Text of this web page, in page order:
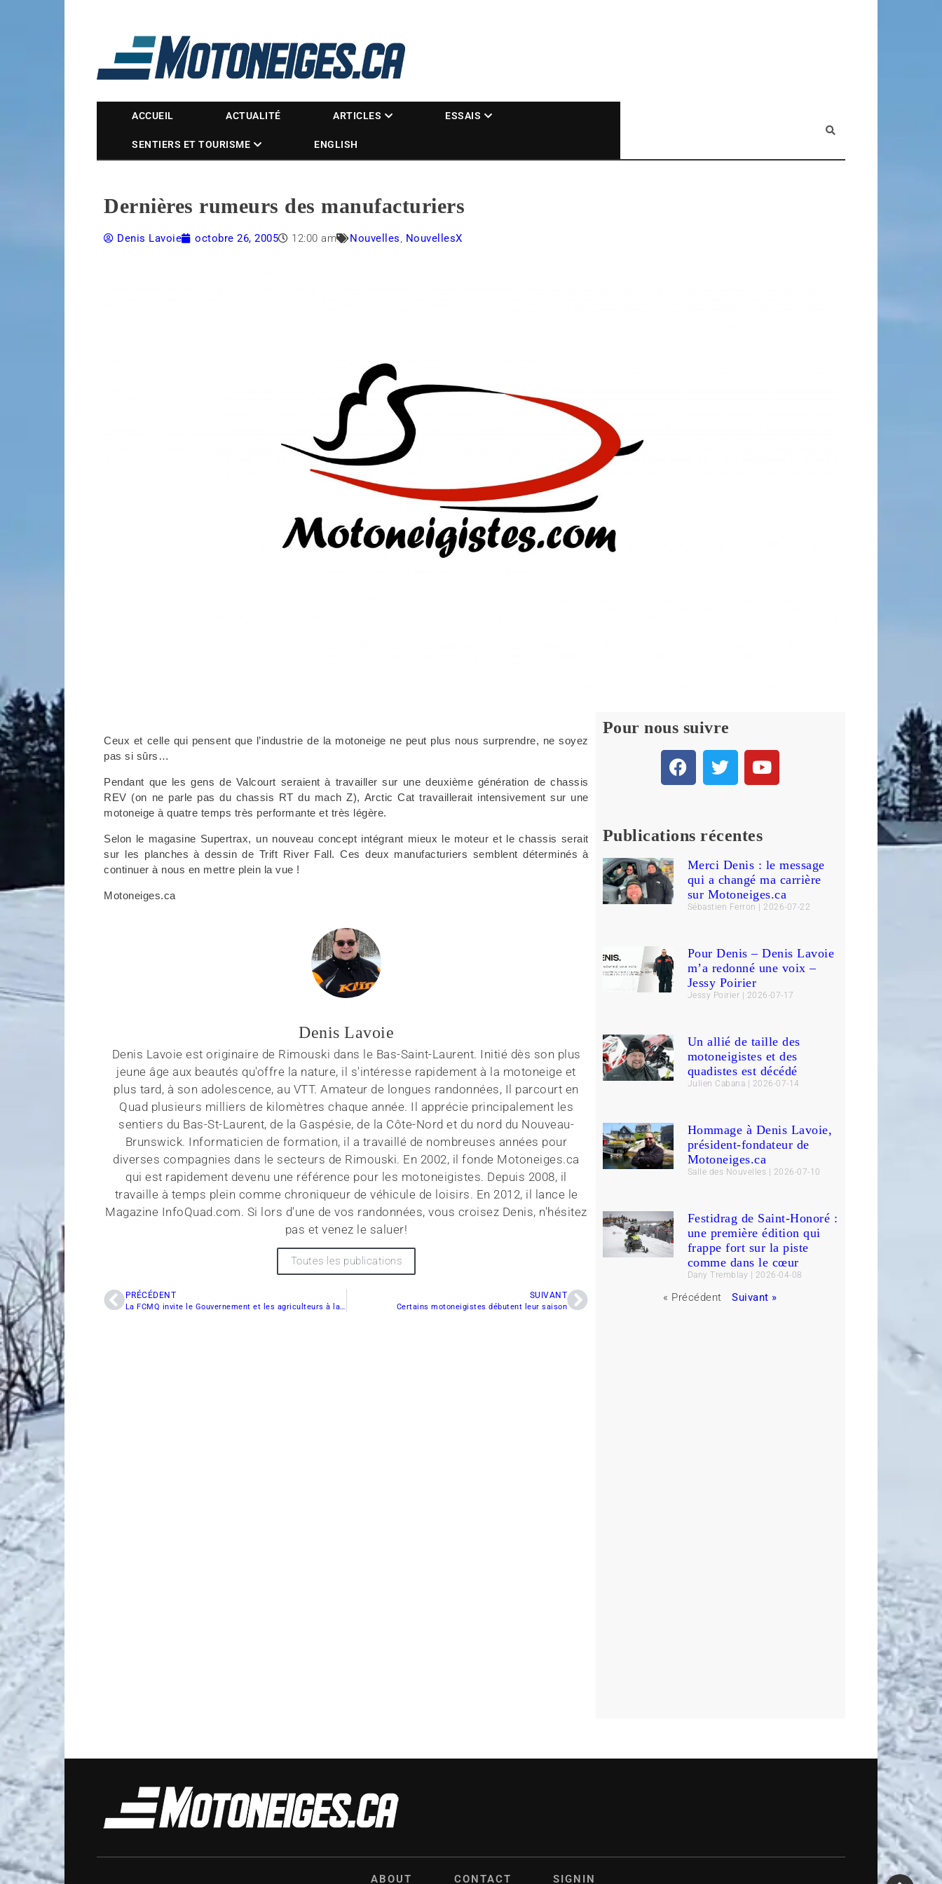
Magazine Motoneiges.ca
ACCUEIL ACTUALITÉ ARTICLES ESSAIS
SENTIERS ET TOURISME ENGLISH
Dernières rumeurs des manufacturiers
Denis Lavoie octobre 26, 2005 12:00 am Nouvelles, NouvellesX
Ceux et celle qui pensent que l’industrie de la motoneige ne peut plus nous surprendre, nesoyez
pas si sûrs…
Pendant que les gens de Valcourt seraient à travailler sur une deuxième génération de chassis
REV (on ne parle pas du chassis RT du mach Z), Arctic Cattravaillerait intensivement sur une
motoneige à quatre temps très performante et très légère.
Selon le magasine Supertrax, un nouveau concept intégrant mieux le moteur et lechassis serait
sur les planches à dessin de Trift River Fall. Ces deux manufacturiers semblent déterminés à
continuer à nous en mettre plein la vue !
Motoneiges.ca
Denis Lavoie
Denis Lavoie est originaire de Rimouski dans le Bas-Saint-Laurent. Initié dès son plus
jeune âge aux beautés qu'offre la nature, il s'intéresse rapidement à la motoneige et
plus tard, à son adolescence, au VTT. Amateur de longues randonnées, Il parcourt en
Quad plusieurs milliers de kilomètres chaque année. Il apprécie principalement les
sentiers du Bas-St-Laurent, de la Gaspésie, de la Côte-Nord et du nord du Nouveau-
Brunswick. Informaticien de formation, il a travaillé de nombreuses années pour
diverses compagnies dans le secteurs de Rimouski. En 2002, il fonde Motoneiges.ca
qui est rapidement devenu une référence pour les motoneigistes. Depuis 2008, il
travaille à temps plein comme chroniqueur de véhicule de loisirs. En 2012, il lance le
Magazine InfoQuad.com. Si lors d'une de vos randonnées, vous croisez Denis, n'hésitez
pas et venez le saluer!
Toutes les publications
PRÉCÉDENT
La FCMQ invite le Gouvernement et les agriculteurs à la discussion
SUIVANT
Certains motoneigistes débutent leur saison
Pour nous suivre
Publications récentes
Merci Denis : le message
qui a changé ma carrière
sur Motoneiges.ca
Sébastien Ferron 2026-07-22
Pour Denis – Denis Lavoie
m’a redonné une voix –
Jessy Poirier
Jessy Poirier 2026-07-17
Un allié de taille des
motoneigistes et des
quadistes est décédé
Julien Cabana 2026-07-14
Hommage à Denis Lavoie,
président-fondateur de
Motoneiges.ca
Salle des Nouvelles 2026-07-10
Festidrag de Saint-Honoré :
une première édition qui
frappe fort sur la piste
comme dans le cœur
Dany Tremblay 2026-04-08
« Précédent Suivant »
ABOUT CONTACT SIGNIN